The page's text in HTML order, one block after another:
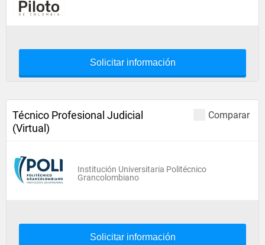
Solicitar información
Comparar
Técnico Profesional Judicial
(Virtual)
Institución Universitaria Politécnico
Grancolombiano
Solicitar información